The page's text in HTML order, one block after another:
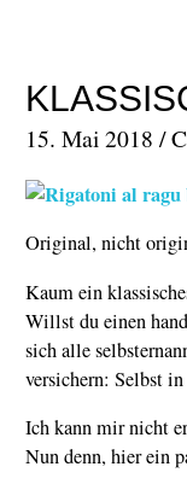
15. Mai 2018 /
Original, nicht
Kaum ein
Willst du einen
sich alle
versichern: Selbst
Ich kann mir nicht
Nun denn, hier ein